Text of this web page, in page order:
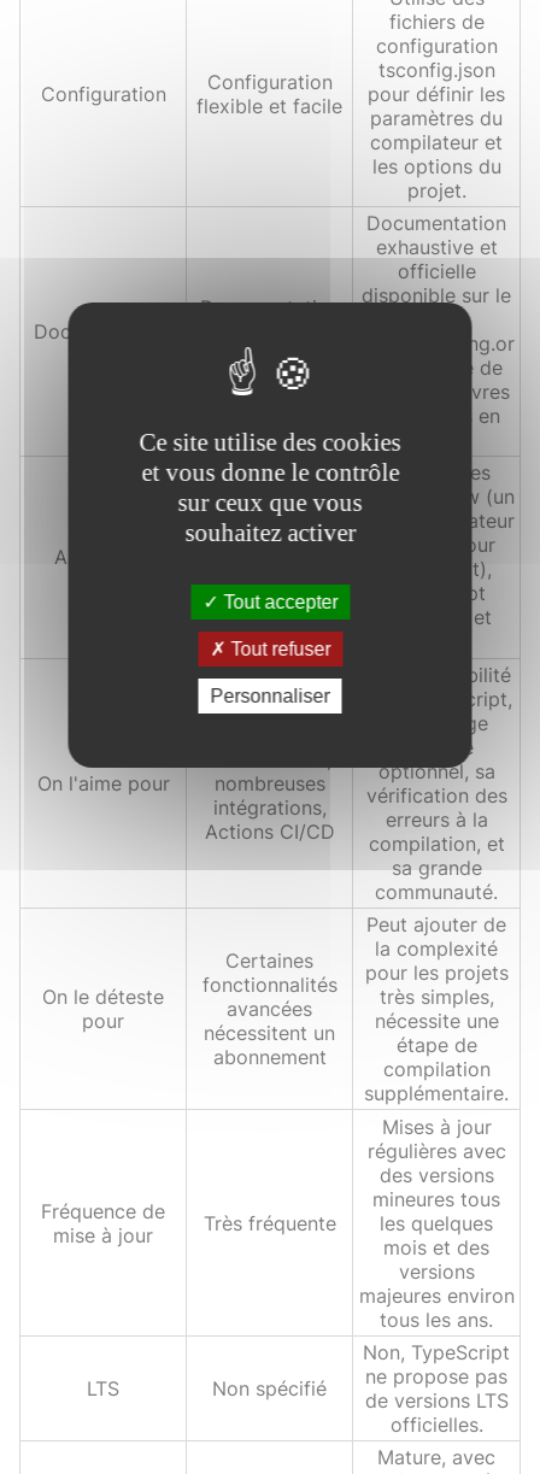
Configuration
Configuration
flexible et facile
fichiers de
configuration
tsconfig.json
pour définir les
paramètres du
compilateur et
les options du
projet.
Documentation
Documentation
vaste
Documentation
exhaustive et
officielle
disponible sur le
typescriptlang.or
g, ainsi que de
nombreux livres
et tutoriels en
Alternative
GitLab,
Alternatives
incluent Flow (un
autre vérificateur
de type pour
JavaScript),
JavaScript
standard, et
On l'aime pour
nombreuses
intégrations,
Actions CI/CD
Sa compatibilité
avec JavaScript,
son typage
statique
optionnel, sa
vérification des
erreurs à la
compilation, et
sa grande
communauté.
On le déteste
pour
Certaines
fonctionnalités
avancées
nécessitent un
abonnement
Peut ajouter de
la complexité
pour les projets
très simples,
nécessite une
étape de
compilation
supplémentaire.
Fréquence de
mise à jour
Très fréquente
Mises à jour
régulières avec
des versions
mineures tous
les quelques
mois et des
versions
majeures environ
tous les ans.
LTS Non spécifié
Non, TypeScript
ne propose pas
de versions LTS
officielles.
Mature, avec
Ce site utilise des cookies
et vous donne le contrôle
sur ceux que vous
souhaitez activer
Tout accepter
Tout refuser
Personnaliser